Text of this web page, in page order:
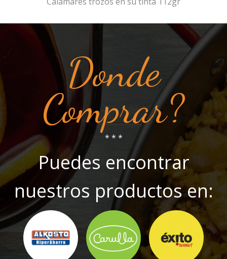
Donde
Comprar?
* * *
Puedes encontrar
nuestros productos en: